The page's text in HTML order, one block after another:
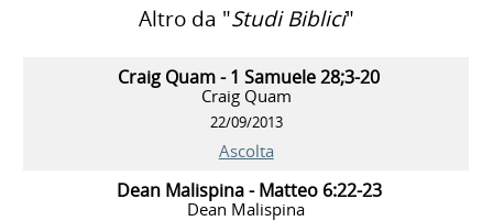
Altro da "Studi Biblici"
Craig Quam - 1 Samuele 28;3-20
Craig Quam
22/09/2013
Ascolta
Dean Malispina - Matteo 6:22-23
Dean Malispina